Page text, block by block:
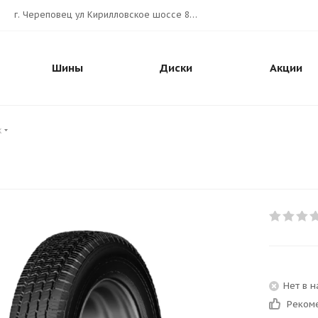
г. Череповец ул Кирилловское шоссе 80А АВТОШИНА.РУС
Шины Диски Акции
Нет в